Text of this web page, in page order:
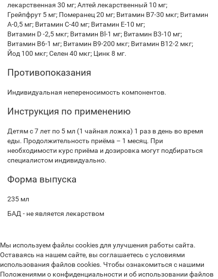
лекарственная 30 мг; Алтей лекарственный 10 мг;
Грейпфрут 5 мг; Померанец 20 мг; Витамин B7-30 мкг; Витамин
A-0,5 мг; Витамин С-40 мг; Витамин Е-10 мг;
Витамин D -2,5 мкг; Витамин Bl-1 мг; Витамин B3-10 мг;
Витамин B6-1 мг; Витамин B9-200 мкг; Витамин B12-2 мкг;
Йод 100 мкг; Селен 40 мкг; Цинк 8 мг.
Противопоказания
Индивидуальная непереносимость компонентов.
Инструкция по применению
Детям с 7 лет по 5 мл (1 чайная ложка) 1 раз в день во время
еды. Продолжительность приёма – 1 месяц. При
необходимости курс приёма и дозировка могут подбираться
специалистом индивидуально.
Форма выпуска
235 мл
БАД - не является лекарством
Мы используем файлы cookies для улучшения работы сайта.
Оставаясь на нашем сайте, вы соглашаетесь с условиями
использования файлов cookies. Чтобы ознакомиться с нашими
Положениями о конфиденциальности и об использовании файлов